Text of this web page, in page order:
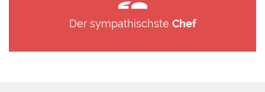
Der sympathischste Chef